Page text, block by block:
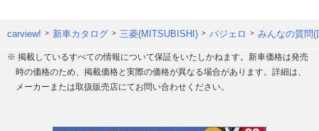
carview! 新車カタログ 三菱(MITSUBISHI) パジェロ みんなの質問
※ 掲載しているすべての情報について保証をいたしかねます。新車価格は発売
時の価格のため、掲載価格と実際の価格が異なる場合があります。詳細は、
メーカーまたは取扱販売店にてお問い合わせください。